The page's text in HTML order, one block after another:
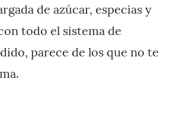
de azúcar, especias y
todo el sistema de
parece de los que no te